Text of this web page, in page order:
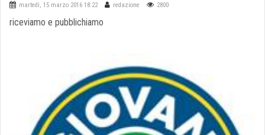
martedì, 15 marzo 2016 18:22 redazione 2800
riceviamo e pubblichiamo